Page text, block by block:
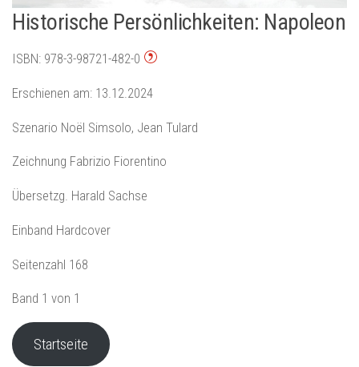
Historische Persönlichkeiten: Napoleon
ISBN: 978-3-98721-482-0
Erschienen am: 13.12.2024
Szenario Noël Simsolo, Jean Tulard
Zeichnung Fabrizio Fiorentino
Übersetzg. Harald Sachse
Einband Hardcover
Seitenzahl 168
Band 1 von 1
Startseite